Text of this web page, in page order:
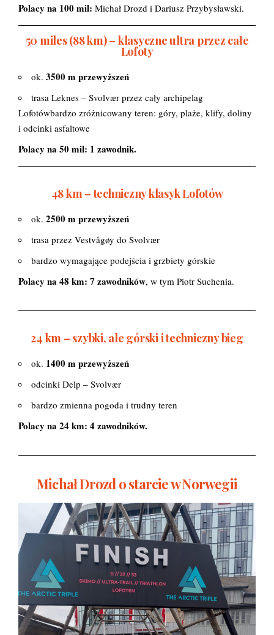
Polacy na 100 mil: Michał Drozd i Dariusz Przybysławski.
50 miles (88 km) – klasyczne ultra przez całe
Lofoty
ok. 3500 m przewyższeń
trasa Leknes – Svolvær przez cały archipelag
Lofotówbardzo zróżnicowany teren: góry, plaże, klify, doliny
i odcinki asfaltowe
Polacy na 50 mil: 1 zawodnik.
48 km – techniczny klasyk Lofotów
ok. 2500 m przewyższeń
trasa przez Vestvågøy do Svolvær
bardzo wymagające podejścia i grzbiety górskie
Polacy na 48 km: 7 zawodników, w tym Piotr Suchenia.
24 km – szybki, ale górski i techniczny bieg
ok. 1400 m przewyższeń
odcinki Delp – Svolvær
bardzo zmienna pogoda i trudny teren
Polacy na 24 km: 4 zawodników.
Michał Drozd o starcie w Norwegii